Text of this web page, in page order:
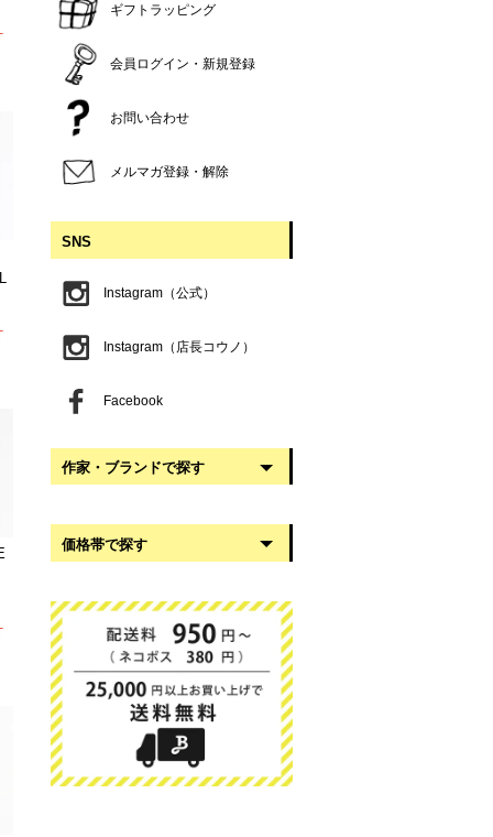
ギフトラッピング
会員ログイン・新規登録
お問い合わせ
メルマガ登録・解除
SNS
Instagram（公式）
Instagram（店長コウノ）
Facebook
作家・ブランドで探す
稲葉知子
大館工芸社
岡澤悦子
我戸幹男商店
葛西国太郎
かわちせつこ
日下華子
価格帯で探す
1,000円〜2,999円
3,000円〜4,999円
5,000円〜9,999円
10,000円以上